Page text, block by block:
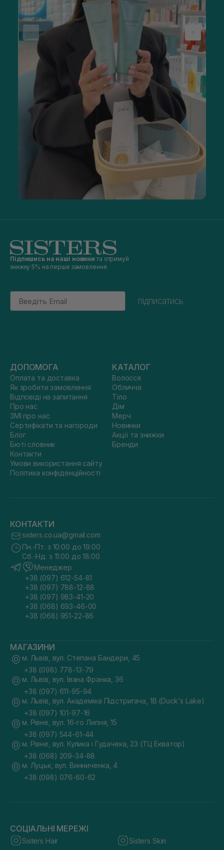
Підпишись на наші новини та отримуй
знижку 5% на перше замовлення
Email
підписатись
ДОПОМОГА
Оплата та доставка
Як зробити замовлення
Відповіді на запитання
Про нас
ЗМІ про нас
Сертифікати та нагороди
Блог
Бюті словник
Контакти
Умови використання сайту
Політика конфіденційності
КАТАЛОГ
Волосся
Обличчя
Тіло
Дім
Мерч
Новинки
Акції та знижки
Бренди
КОНТАКТИ
sisters.co.ua@gmail.com
Пн.-Пт. з 10:00 до 19:00
Сб.-Нд. з 11:00 до 18:00
Менеджер
+38 (097) 612-54-81
+38 (097) 788-12-88
+38 (097) 983-41-20
+38 (068) 693-46-00
+38 (068) 951-22-86
МАГАЗИНИ
м. Львів, вул. Степана Бандери, 45
+38 (098) 778-13-79
м. Львів, вул. Івана Франка, 36
+38 (097) 611-95-94
м. Львів, вул. Академіка Підстригача, 1В (Duck's Lake)
+38 (097) 101-97-16
м. Рівне, вул. 16-го Липня, 15
+38 (097) 544-61-44
м. Рівне, вул. Кулика і Гудачека, 23 (ТЦ Екватор)
+38 (068) 209-34-88
м. Луцьк, вул. Винниченка, 4
+38 (098) 076-60-62
СОЦІАЛЬНІ МЕРЕЖІ
Sisters Hair Sisters Skin